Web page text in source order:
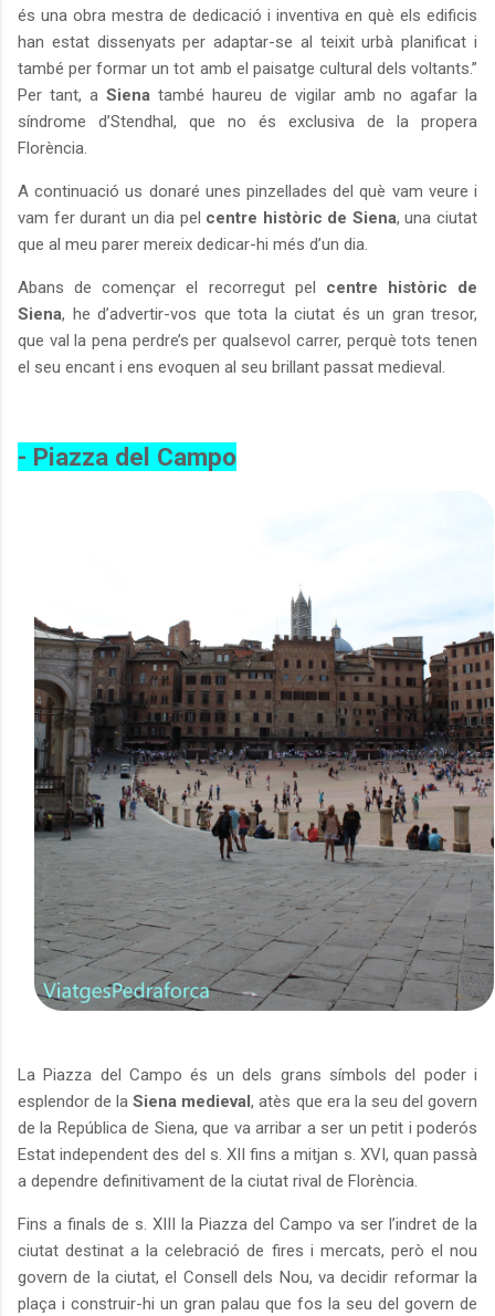
és una obra mestra de dedicació i inventiva en què els edificis
han estat dissenyats per adaptar-se al teixit urbà planificat i
també per formar un tot amb el paisatge cultural dels voltants.”
Per tant, a Siena també haureu de vigilar amb no agafar la
síndrome d’Stendhal, que no és exclusiva de la propera
Florència.
A continuació us donaré unes pinzellades del què vam veure i
vam fer durant un dia pel centre històric de Siena, una ciutat
que al meu parer mereix dedicar-hi més d’un dia.
Abans de començar el recorregut pel centre històric de
Siena, he d’advertir-vos que tota la ciutat és un gran tresor,
que val la pena perdre’s per qualsevol carrer, perquè tots tenen
el seu encant i ens evoquen al seu brillant passat medieval.
- Piazza del Campo
La Piazza del Campo és un dels grans símbols del poder i
esplendor de laSiena medieval, atès que era la seu del govern
de la República de Siena, que va arribar a ser un petit i poderós
Estat independent des del s. XII fins a mitjan s. XVI, quan passà
a dependre definitivament de la ciutat rival de Florència.
Fins a finals de s. XIII la Piazza del Campo va ser l’indret de la
ciutat destinat a la celebració de fires i mercats, però el nou
govern de la ciutat, el Consell dels Nou, va decidir reformar la
plaça i construir-hi un gran palau que fos la seu del govern de